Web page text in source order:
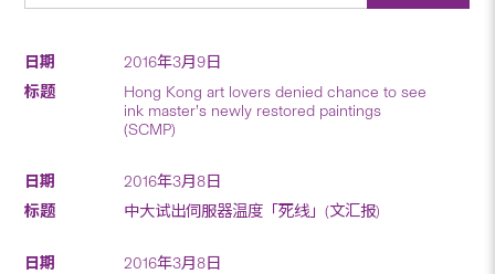
2016年3月9日
Hong Kong art lovers denied chance to see
ink master’s newly restored paintings
(SCMP)
2016年3月8日
中大试出伺服器温度「死线」(文汇报)
2016年3月8日